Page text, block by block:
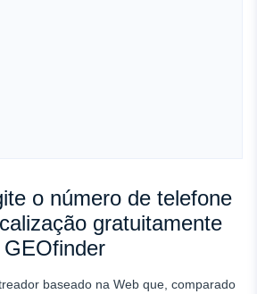
o número de telefone
gratuitamente
baseado na Web que, comparado